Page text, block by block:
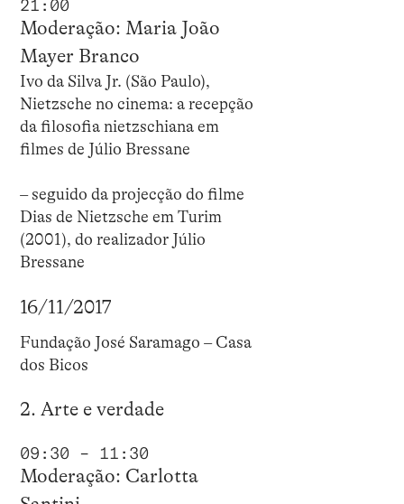
21:00
Moderação: Maria João
Mayer Branco
Ivo da Silva Jr. (São Paulo),
Nietzsche no cinema: a recepção
da filosofia nietzschiana em
filmes de Júlio Bressane
– seguido da projecção do filme
Dias de Nietzsche em Turim
(2001), do realizador Júlio
Bressane
16/11/2017
Fundação José Saramago – Casa
dos Bicos
2. Arte e verdade
09:30 – 11:30
Moderação: Carlotta